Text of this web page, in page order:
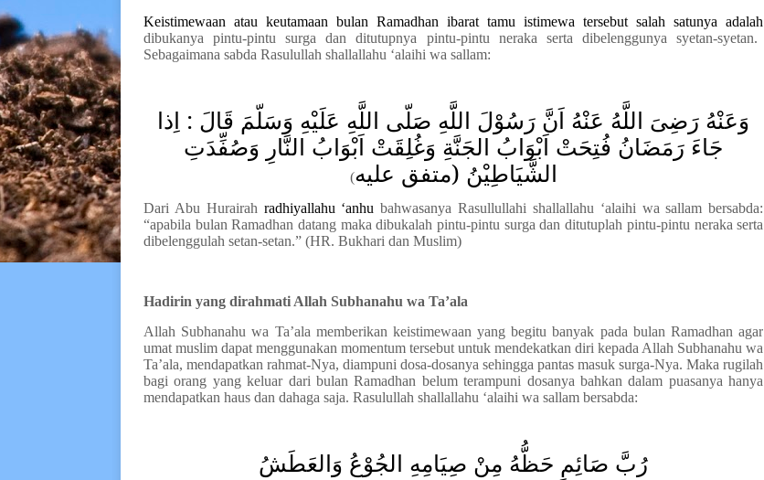
Keistimewaan atau keutamaan bulanRamadhan ibarat tamu istimewa tersebut salah satunya adalah
dibukanya pintu-pintu surga dan ditutupnya pintu-pintu neraka serta dibelenggunya syetan-syetan.
Sebagaimana sabda Rasulullah shallallahu ‘alaihi wa sallam:
وَعَنْهُ رَضِىَ اللَّهُ عَنْهُ اَنَّ رَسُوْلَ اللَّهِ صَلّى اللَّهِ عَلَيْهِ وَسَلّمَ قَالَ : اِذا
جَاءَ رَمَضَانُ فُتِحَتْ اَبْوَابُ الجَنَّةِ وَغُلِقَتْ اَبْوَابُ النَّارِ وَصُفِّدَتِ
الشَّيَاطِيْنُ (متفق عليه)
Dari Abu Hurairah radhiyallahu ‘anhu bahwasanya Rasullullahi shallallahu ‘alaihi wa sallam bersabda:
“apabila bulanRamadhan datang maka dibukalah pintu-pintu surga dan ditutuplah pintu-pintu neraka serta
dibelenggulah setan-setan.” (HR. Bukhari dan Muslim)
Hadirin yang dirahmati Allah Subhanahu wa Ta’ala
Allah Subhanahu wa Ta’ala memberikan keistimewaan yang begitu banyak pada bulan Ramadhan agar
umat muslim dapat menggunakan momentum tersebut untuk mendekatkan diri kepada Allah Subhanahu wa
Ta’ala, mendapatkan rahmat-Nya, diampuni dosa-dosanya sehingga pantas masuk surga-Nya. Maka rugilah
bagi orang yang keluar dari bulan Ramadhan belum terampuni dosanya bahkan dalam puasanya hanya
mendapatkan haus dan dahaga saja. Rasulullah shallallahu ‘alaihi wa sallam bersabda:
رُبَّ صَائِمٍ حَظُّهُ مِنْ صِيَامِهِ الجُوْعُ وَالعَطَشُ